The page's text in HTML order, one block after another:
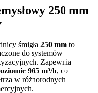
250 mm
śmigła 250 mm to
do systemów
Zapewnia
965 m³/h, co
w różnorodnych